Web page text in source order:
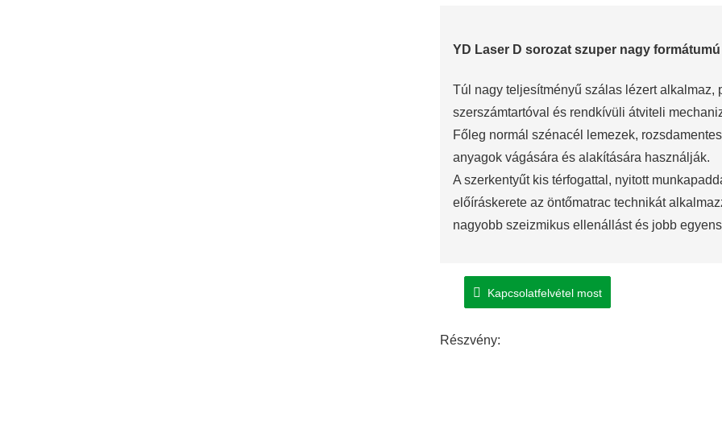
YD Laser D sorozat szuper nagy
Túl nagy teljesítményű szálas lézert
szerszámtartóval és rendkívüli átviteli
Főleg normál szénacél lemezek,
anyagok vágására és alakítására használják.
A szerkentyűt kis térfogattal, nyitott
előíráskerete az öntőmatrac technikát
nagyobb szeizmikus ellenállást és jobb
Kapcsolatfelvétel most
Részvény: